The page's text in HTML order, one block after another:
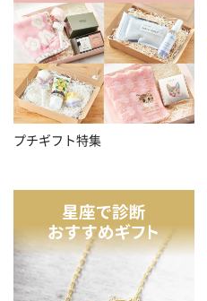
プチギフト特集